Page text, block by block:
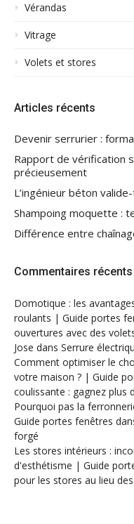
Vérandas
Vitrage
Volets et stores
Articles récents
Devenir serrurier :
Rapport de vérification
précieusement
L’ingénieur béton
Shampoing moquette :
Différence entre
Commentaires récents
Domotique : les
roulants | Guide portes
ouvertures avec des
Jose dans Serrure
Comment optimiser le
votre maison ? | Guide
coulissante : gagnez plus
Pourquoi pas la
Guide portes fenêtres
forgé
Les stores intérieurs :
d'esthétisme | Guide
pour les stores au lieu